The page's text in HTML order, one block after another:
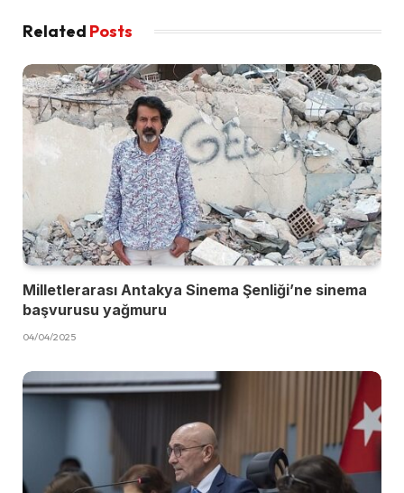
Related Posts
Milletlerarası Antakya Sinema Şenliği’ne sinema
başvurusu yağmuru
04/04/2025